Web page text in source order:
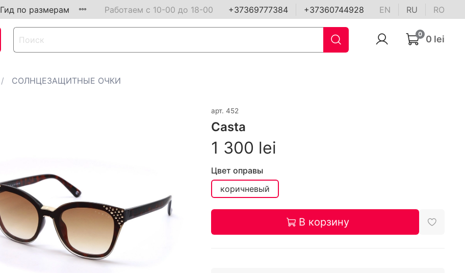
Гид по размерам Работаем с 10-00 до 18-00 +37369777384 +37360744928 EN RU RO
0 0 lei
СОЛНЦЕЗАЩИТНЫЕ ОЧКИ
арт. 452
Casta
1 300 lei
Цвет оправы
коричневый
В корзину